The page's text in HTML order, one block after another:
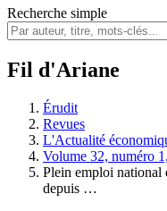
Recherche simple
Fil d'Ariane
Érudit
Revues
L'Actualité
Volume 32, numéro
Plein emploi national
depuis …